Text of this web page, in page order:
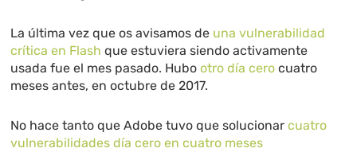
La última vez que os avisamos de una vulnerabilidad
crítica en Flash que estuviera siendo activamente
usada fue el mes pasado. Hubootro día cero cuatro
meses antes, en octubre de 2017.
No hace tanto que Adobe tuvo que solucionarcuatro
vulnerabilidades día cero en cuatro meses